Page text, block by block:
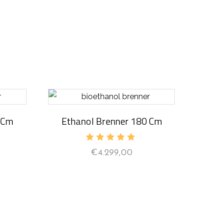
Ethanol Brenner 180 Cm
Bewertet
mit
€4.299,00